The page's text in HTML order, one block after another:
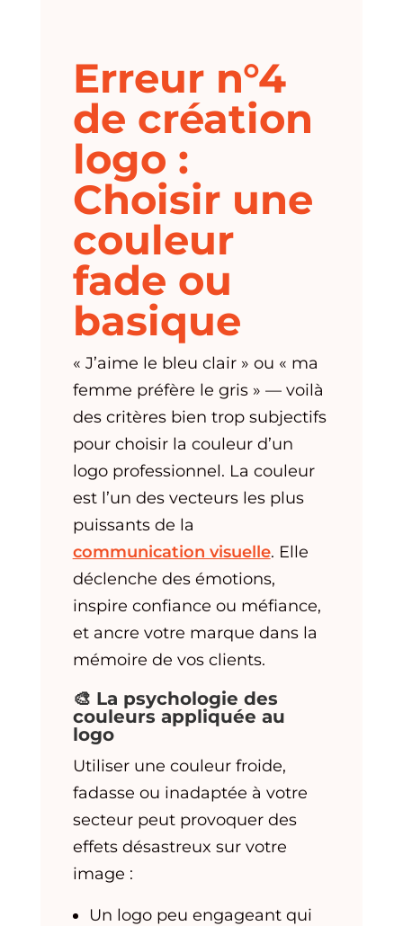
Erreur n°4
de création
logo :
Choisir une
couleur
fade ou
basique
« J’aime le bleu clair » ou « ma
femme préfère le gris » — voilà
des critères bien trop subjectifs
pour choisir la couleur d’un
logo professionnel. La couleur
est l’un des vecteurs les plus
puissants de la
communication visuelle. Elle
déclenche des émotions,
inspire confiance ou méfiance,
et ancre votre marque dans la
mémoire de vos clients.
🎨 La psychologie des
couleurs appliquée au
logo
Utiliser une couleur froide,
fadasse ou inadaptée à votre
secteur peut provoquer des
effets désastreux sur votre
image :
Un logo peu engageant qui